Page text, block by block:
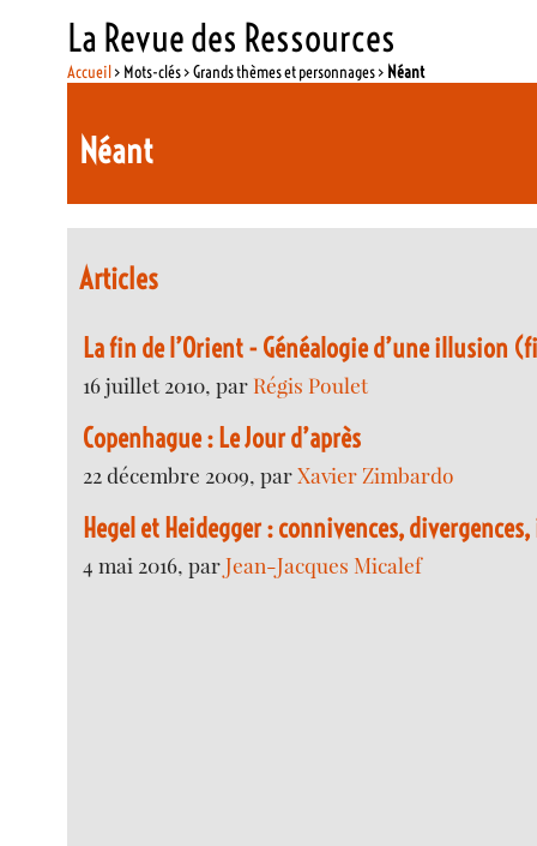
La Revue des Ressources
Accueil> Mots-clés > Grands thèmes et personnages > Néant
Néant
Articles
La fin de l’Orient - Généalogie d’une illusion
16 juillet 2010, par Régis Poulet
Copenhague : Le Jour d’après
22 décembre 2009, parXavier Zimbardo
Hegel et Heidegger : connivences,
4 mai 2016, parJean-Jacques Micalef